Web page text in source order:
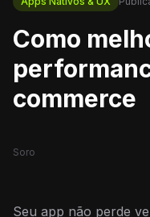
Como
commerce
Soro
Seu app não perde